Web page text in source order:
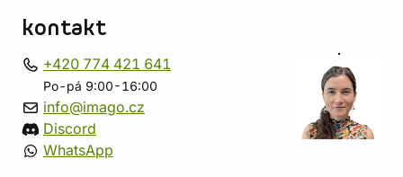
kontakt
+420 774 421 641
Po-pá 9:00-16:00
info@imago.cz
Discord
WhatsApp